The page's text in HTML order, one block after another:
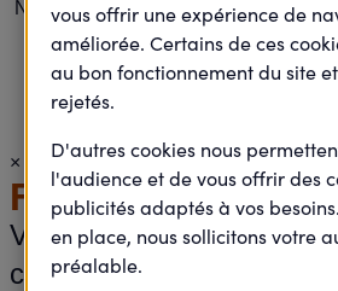
Nous rejoindreNos agences
Accueil
Je passe à l'action
54 : Initiation Vélo - 24 septembre
×
Félicitations !
Votre inscription a bien
compte.
vous offrir une expérience de
améliorée. Certains de ces
au bon fonctionnement du site
rejetés.
D'autres cookies nous
l'audience et de vous offrir des
publicités adaptés à vos
en place, nous sollicitons votre
préalable.